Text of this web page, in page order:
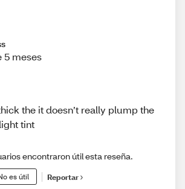
5 meses
the it doesn’t really plump the
tint
encontraron útil esta reseña.
es útil Reportar